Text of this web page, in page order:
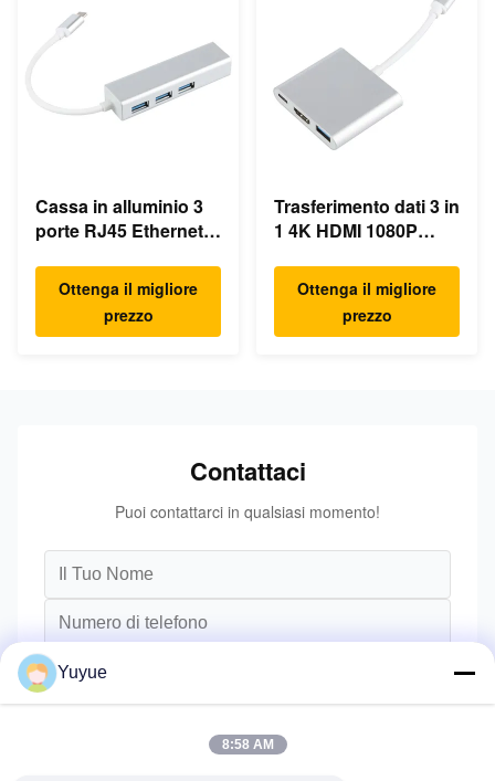
Cassa in alluminio 3
porte RJ45 Ethernet
Ottenga il migliore
prezzo
Trasferimento dati 3 in
1 4K HDMI 1080P
Ottenga il migliore
prezzo
Contattaci
Puoi contattarci in qualsiasi momento!
Yuyue
8:58 AM